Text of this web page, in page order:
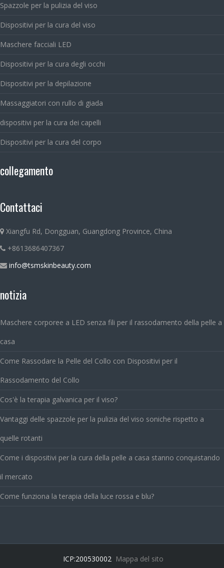
Spazzole per la pulizia del viso
Dispositivi per la cura del viso
Maschere facciali LED
Dispositivi per la cura degli occhi
Dispositivi per la depilazione
Massaggiatori con rullo di giada
dispositivi per la cura dei capelli
Dispositivi per la cura del corpo
collegamento
Contattaci
Xiangfu Rd, Dongguan, Guangdong Province, China
+8613686407367
info@tsmskinbeauty.com
notizia
Maschere corporee a LED senza fili per il rassodamento della pelle a
casa
Come Rassodare la Pelle del Collo con Dispositivi per il
Rassodamento del Collo
Cos'è la terapia galvanica per il viso?
Vantaggi delle spazzole per la pulizia del viso soniche rispetto a
quelle rotanti
Come i dispositivi per la cura della pelle a casa stanno conquistando
il mercato
Come funziona la terapia della luce rossa e blu?
ICP:200530002 Mappa del sito